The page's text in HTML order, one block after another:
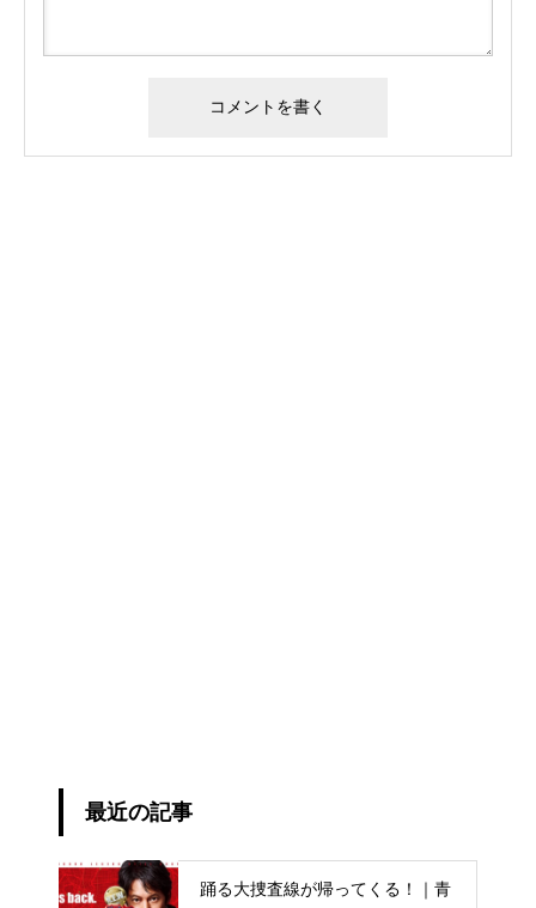
最近の記事
踊る大捜査線が帰ってくる！｜青